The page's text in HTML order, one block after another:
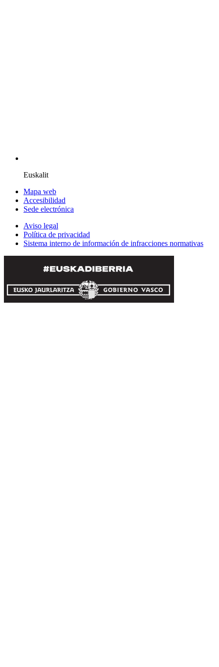
Euskalit
Mapa web
Accesibilidad
Sede electrónica
Aviso legal
Política de privacidad
Sistema interno de información de infracciones normativas